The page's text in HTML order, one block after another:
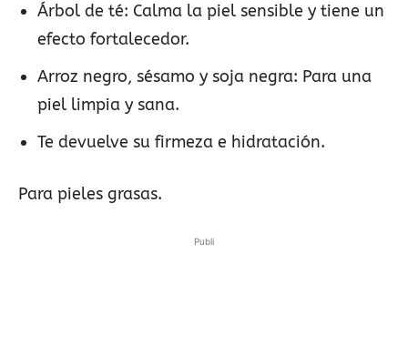
Árbol de té: Calma la piel sensible y tiene un
efecto fortalecedor.
Arroz negro, sésamo y soja negra: Para una
piel limpia y sana.
Te devuelve su firmeza e hidratación.
Para pieles grasas.
Publi